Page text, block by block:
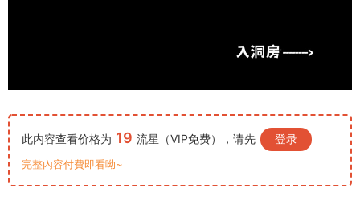
此内容查看价格为 19 流星（VIP免费），请先 登录
完整內容付費即看呦~